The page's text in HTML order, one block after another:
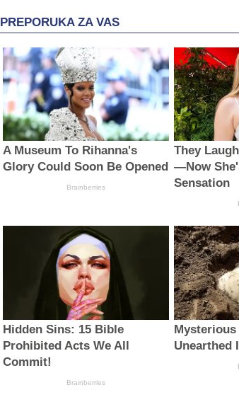
PREPORUKA ZA VAS
A Museum To Rihanna's
Glory Could Soon Be Opened
Brainberries
They
—Now
Sensation
Hidden Sins: 15 Bible
Prohibited Acts We All
Commit!
Brainberries
Mysterious
Unearthed